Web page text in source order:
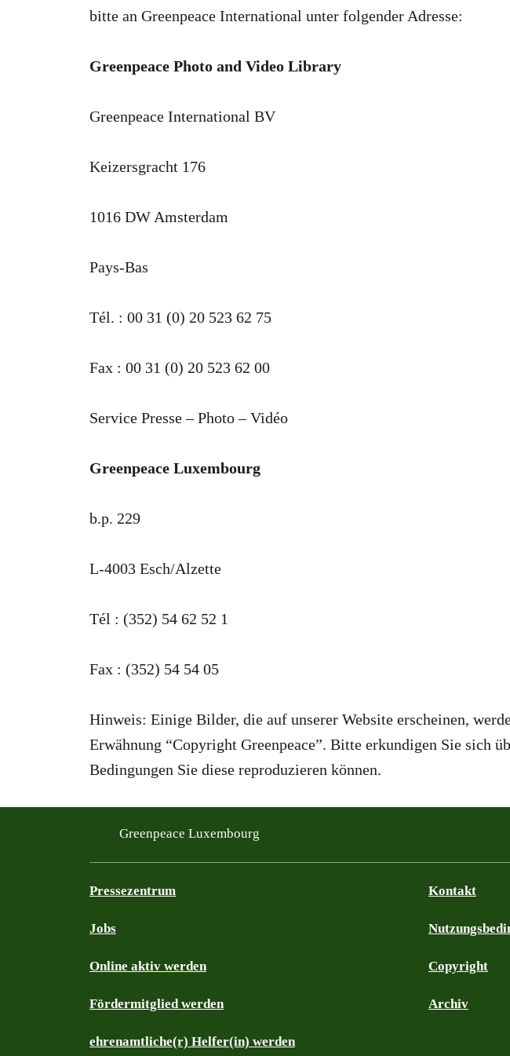
bitte an Greenpeace International unter folgender Adresse:
Greenpeace Photo and Video Library
Greenpeace International BV
Keizersgracht 176
1016 DW Amsterdam
Pays-Bas
Tél. : 00 31 (0) 20 523 62 75
Fax : 00 31 (0) 20 523 62 00
Service Presse – Photo – Vidéo
Greenpeace Luxembourg
b.p. 229
L-4003 Esch/Alzette
Tél : (352) 54 62 52 1
Fax : (352) 54 54 05
Hinweis: Einige Bilder, die auf unserer Website erscheinen,
Erwähnung “Copyright Greenpeace”. Bitte erkundigen Sie sich
Bedingungen Sie diese reproduzieren können.
Greenpeace Luxembourg
Pressezentrum
Jobs
Online aktiv werden
Fördermitglied werden
ehrenamtliche(r) Helfer(in) werden
Kontakt
Copyright
Archiv